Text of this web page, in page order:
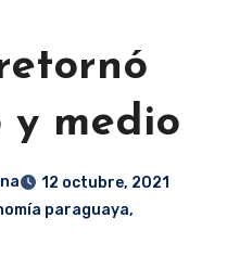
y medio
12 octubre, 2021
paraguaya,